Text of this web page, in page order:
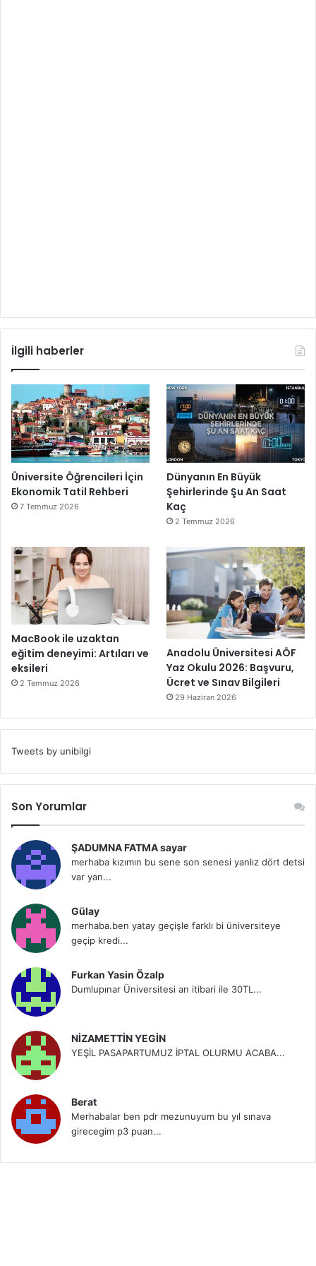
İlgili haberler
Üniversite Öğrencileri İçin
Ekonomik Tatil Rehberi
7 Temmuz 2026
Dünyanın En Büyük
Şehirlerinde Şu An Saat
Kaç
2 Temmuz 2026
MacBook ile uzaktan
eğitim deneyimi: Artıları ve
eksileri
2 Temmuz 2026
Anadolu Üniversitesi AÖF
Yaz Okulu 2026: Başvuru,
Ücret ve Sınav Bilgileri
29 Haziran 2026
Tweets by unibilgi
Son Yorumlar
ŞADUMNA FATMA sayar
merhaba kızımın bu sene son senesi yanlız dört detsi
var yan...
Gülay
merhaba.ben yatay geçişle farklı bi üniversiteye
geçip kredi...
Furkan Yasin Özalp
Dumlupınar Üniversitesi an itibari ile 30TL...
NİZAMETTİN YEGİN
YEŞİL PASAPARTUMUZ İPTAL OLURMU ACABA...
Berat
Merhabalar ben pdr mezunuyum bu yıl sınava
girecegim p3 puan...